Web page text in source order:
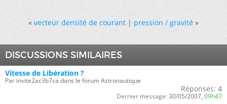
« vecteur densité de courant|pression / gravité »
DISCUSSIONS SIMILAIRES
Vitesse de Libération ?
Par invite2ac3b7ca dans le forum Astronautique
Réponses: 4
Dernier message: 30/05/2007, 09h47